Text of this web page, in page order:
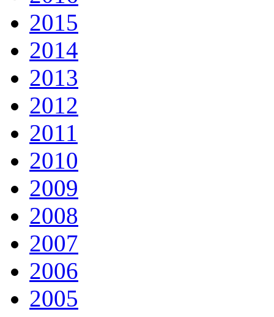
2015
2014
2013
2012
2011
2010
2009
2008
2007
2006
2005